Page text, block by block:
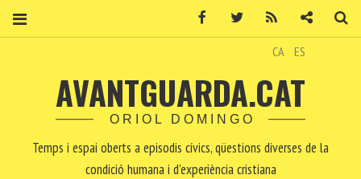
CA ES
AVANTGUARDA.CAT
ORIOL DOMINGO
Temps i espai oberts a episodis cívics, qüestions diverses de la
condició humana i d'experiència cristiana
Facebook Twitter Contacte